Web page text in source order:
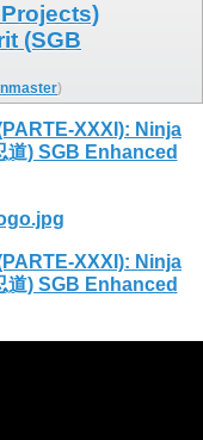
(SGB
)
XXXI): Ninja
) SGB Enhanced
XXXI): Ninja
) SGB Enhanced